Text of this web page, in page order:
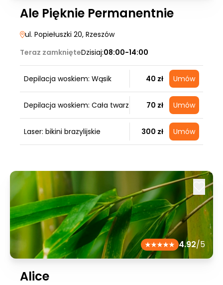
Ale Pięknie Permanentnie
ul. Popiełuszki 20, Rzeszów
Teraz zamknięteDzisiaj:08:00-14:00
Depilacja woskiem: Wąsik 40 zł Umów
Depilacja woskiem: Cała twarz 70 zł Umów
Laser: bikini brazylijskie 300 zł Umów
4.92/5
Alice